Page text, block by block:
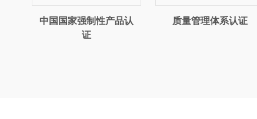
中国国家强制性产品认
证
质量管理体系认证